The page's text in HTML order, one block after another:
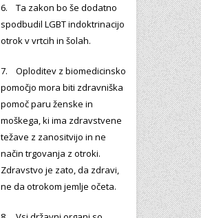
6. Ta zakon bo še dodatno
spodbudil LGBT indoktrinacijo
otrok v vrtcih in šolah.
7. Oploditev z biomedicinsko
pomočjo mora biti zdravniška
pomoč paru ženske in
moškega, ki ima zdravstvene
težave z zanositvijo in ne
način trgovanja z otroki.
Zdravstvo je zato, da zdravi,
ne da otrokom jemlje očeta.